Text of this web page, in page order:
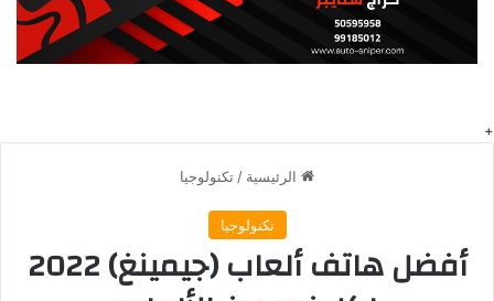
النقاط الرئيسية التي يجب وضعها في الاعتبار عند اختيار الجهاز
اللوحي المثالي.
على عكس أجهزة الكمبيوتر، تعمل الأجهزة اللوحية على مجموعة
متنوعة من أنظمة التشغيل المختلفة، مع أي جهاز لوحي جديد. من
تقديم أفضل خدمة للطلاب الذين يستخدمون ويندوز وأندرويد، من
خلال جهاز لوحي يعمل بنظام التشغيل نفسه. وبالمثل، سيجد أي
شخص لديه جهاز MacBook اتصالاً متصالبًا ممتازًا باستخدام جهاز